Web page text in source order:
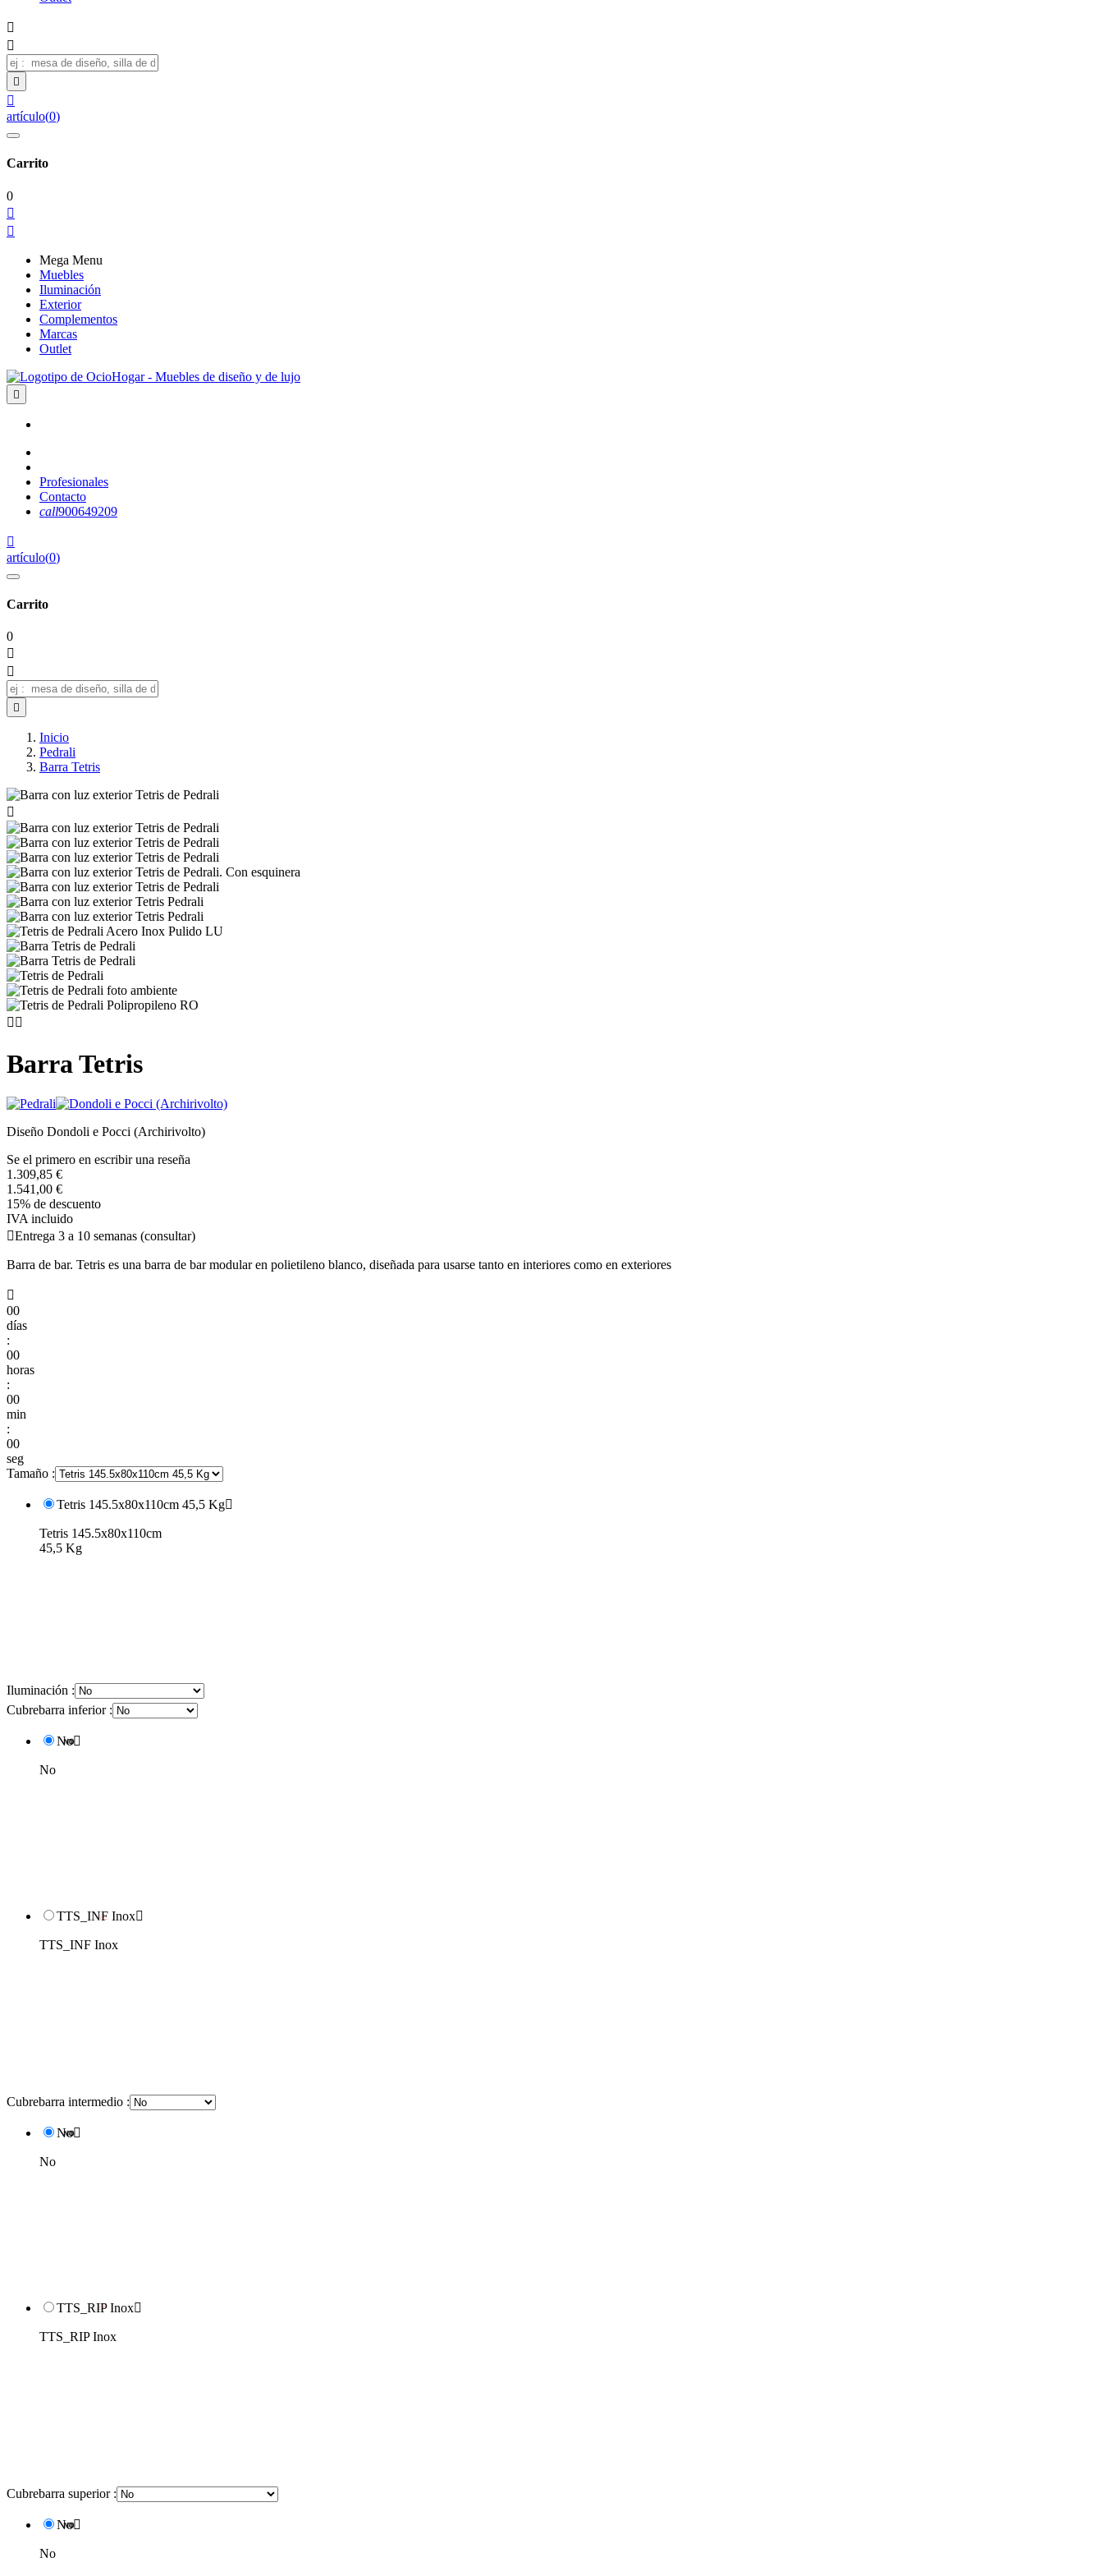




artículo(0)
Carrito
0


Mega Menu
Muebles
Iluminación
Exterior
Complementos
Marcas
Outlet

Profesionales
Contacto
call900649209

artículo(0)
Carrito
0



Inicio
Pedrali
Barra Tetris

 
Barra Tetris
Diseño Dondoli e Pocci (Archirivolto)
Se el primero en escribir una reseña
1.309,85 €
1.541,00 €
15% de descuento
IVA incluido
Entrega 3 a 10 semanas (consultar)
Barra de bar. Tetris es una barra de bar modular en polietileno blanco, diseñada para usarse tanto en interiores como en exteriores

00
días
:
00
horas
:
00
min
:
00
seg
Tamaño :
Tetris 145.5x80x110cm 45,5 Kg
Tetris 145.5x80x110cm
45,5 Kg
Iluminación :
Cubrebarra inferior :
No
No
TTS_INF Inox
TTS_INF Inox
Cubrebarra intermedio :
No
No
TTS_RIP Inox
TTS_RIP Inox
Cubrebarra superior :
No
No